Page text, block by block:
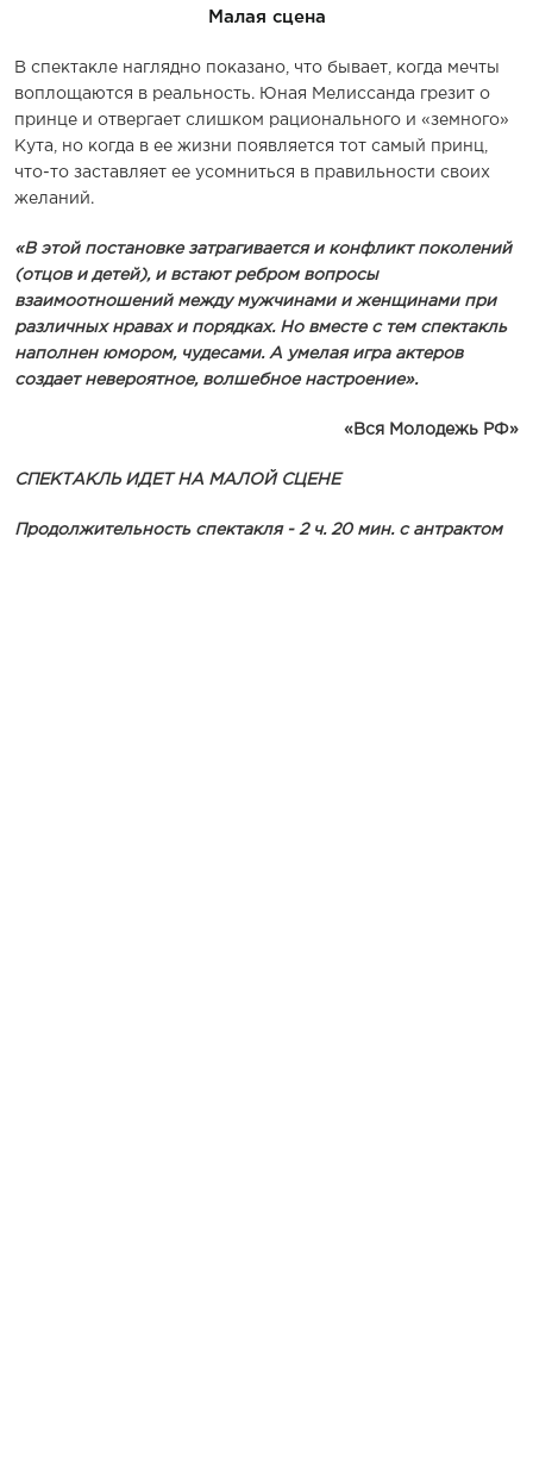
Малая сцена
В спектакле наглядно показано, что бывает, когда мечты
воплощаются в реальность. Юная Мелиссанда грезит о
принце и отвергает слишком рационального и «земного»
Кута, но когда в ее жизни появляется тот самый принц,
что-то заставляет ее усомниться в правильности своих
желаний.
«В этой постановке затрагивается и конфликт поколений
(отцов и детей), и встают ребром вопросы
взаимоотношений между мужчинами и женщинами при
различных нравах и порядках. Но вместе с тем спектакль
наполнен юмором, чудесами. А умелая игра актеров
создает невероятное, волшебное настроение».
«Вся Молодежь РФ»
СПЕКТАКЛЬ ИДЕТ НА МАЛОЙ СЦЕНЕ
Продолжительность спектакля - 2 ч. 20 мин. с антрактом